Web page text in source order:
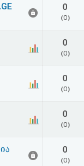
0
(0)
0
(0)
0
(0)
0
(0)
0
(0)